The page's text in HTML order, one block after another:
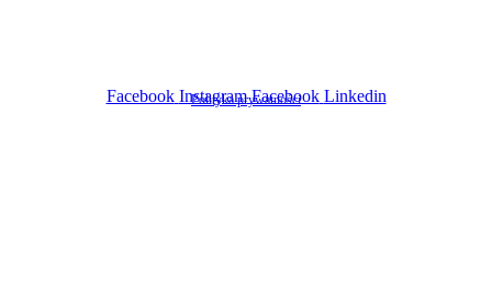
Facebook Instagram Facebook Linkedin
Polityka prywatności